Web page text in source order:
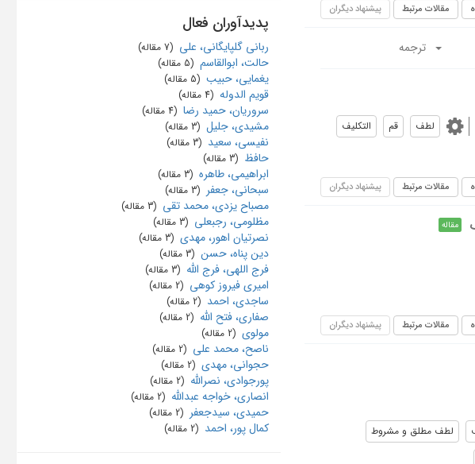
مقالات مرتبط پیشنهاد دیگران
ترجمه
لطف قم
التکلیف
مقالات مرتبط پیشنهاد دیگران
مقاله
مقالات مرتبط پیشنهاد دیگران
لطف مطلق و مشروط
پدیدآوران فعال
ربانی گلپایگانی، علی ‏ (7 مقاله)
حالت، ابوالقاسم ‏ (5 مقاله)
یغمایی، حبیب ‏ (5 مقاله)
قویم الدوله ‏ (4 مقاله)
سروریان، حمید رضا ‏ (4 مقاله)
مشیدی، جلیل ‏ (3 مقاله)
نفیسی، سعید ‏ (3 مقاله)
حافظ ‏ (3 مقاله)
ابراهیمی، طاهره ‏ (3 مقاله)
سبحانی، جعفر ‏ (3 مقاله)
مصباح یزدی، محمد تقی ‏ (3 مقاله)
مظلومی، رجبعلی ‏ (3 مقاله)
نصرتیان اهور، مهدی ‏ (3 مقاله)
دین پناه، حسن ‏ (3 مقاله)
فرج اللهی، فرج الله ‏ (3 مقاله)
امیری فیروز کوهی ‏ (2 مقاله)
ساجدی، احمد ‏ (2 مقاله)
صفاری، فتح الله ‏ (2 مقاله)
مولوی ‏ (2 مقاله)
ناصح، محمد علی ‏ (2 مقاله)
حجوانی، مهدی ‏ (2 مقاله)
پورجوادی، نصرالله ‏ (2 مقاله)
انصاری، خواجه عبدالله ‏ (2 مقاله)
حمیدی، سیدجعفر ‏ (2 مقاله)
کمال پور، احمد ‏ (2 مقاله)